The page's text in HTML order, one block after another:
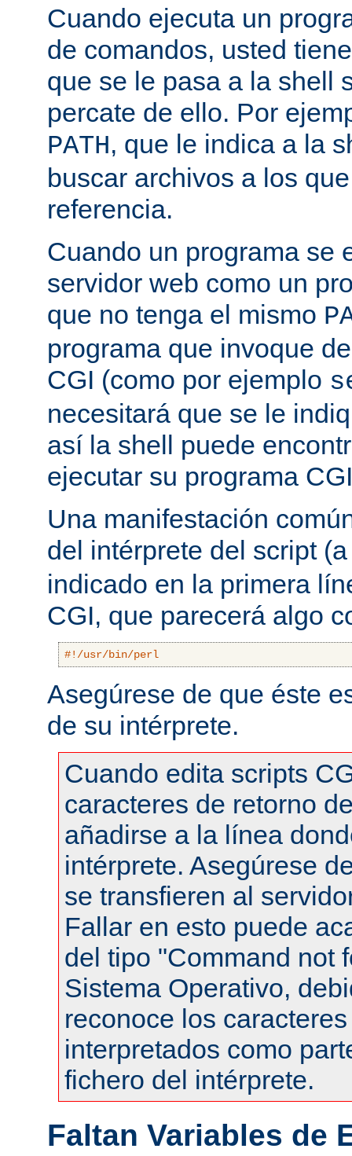
Cuando ejecuta un
de comandos, usted
que se le pasa a la shell
percate de ello. Por
PATH, que le indica a la
buscar archivos a los
referencia.
Cuando un programa se
servidor web como un
que no tenga el mismo
programa que invoque
CGI (como por ejemplo
necesitará que se le
así la shell puede
ejecutar su programa
Una manifestación
del intérprete del script
indicado en la primera
CGI, que parecerá algo
#!/usr/bin/perl
Asegúrese de que éste
de su intérprete.
Cuando edita scripts
caracteres de retorno
añadirse a la línea
intérprete. Asegúrese
se transfieren al
Fallar en esto puede
del tipo "Command not
Sistema Operativo,
reconoce los
interpretados como
fichero del intérprete.
Faltan Variables de